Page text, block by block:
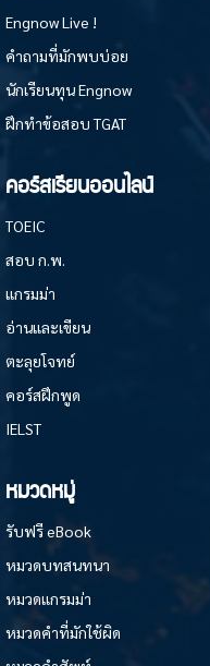
Engnow Live !
คำถามที่มักพบบ่อย
นักเรียนทุน Engnow
ฝึกทำข้อสอบ TGAT
คอร์สเรียนออนไลน์
TOEIC
สอบ ก.พ.
แกรมม่า
อ่านและเขียน
ตะลุยโจทย์
คอร์สฝึกพูด
IELST
หมวดหมู่
รับฟรี eBook
หมวดบทสนทนา
หมวดแกรมม่า
หมวดคำที่มักใช้ผิด